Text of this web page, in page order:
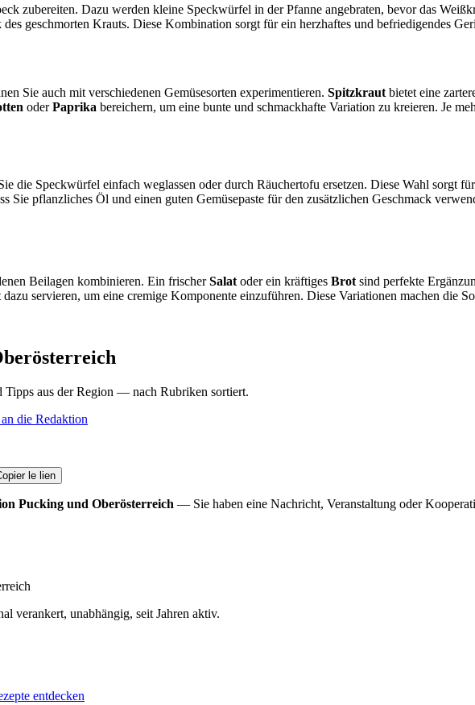
zubereiten. Dazu werden kleine Speckwürfel in der Pfanne angebraten, bevor das
geschmorten Krauts. Diese Kombination sorgt für ein herzhaftes und befriedigendes
Sie auch mit verschiedenen Gemüsesorten experimentieren. Spitzkraut bietet eine
oderPaprika bereichern, um eine bunte und schmackhafte Variation zu kreieren. Je
die Speckwürfel einfach weglassen oder durch Räuchertofu ersetzen. Diese Wahl sorgt
Sie pflanzliches Öl und einen guten Gemüsepaste für den zusätzlichen Geschmack
Beilagen kombinieren. Ein frischerSalatoder ein kräftiges Brotsind perfekte
dazu servieren, um eine cremige Komponente einzuführen. Diese Variationen machen die
Tipps aus der Region — nach Rubriken sortiert.
die Redaktion
le lien
Pucking und Oberösterreich — Sie haben eine Nachricht, Veranstaltung oder
verankert, unabhängig, seit Jahren aktiv.
entdecken